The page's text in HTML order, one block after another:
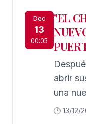
Javier
General
Dec
13
00:05
"EL
abrir
una
Gloria
🕐 13/12/